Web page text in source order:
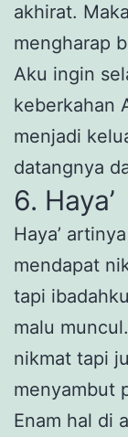
akhirat.
mengharap
Aku ingin
keberkahan
menjadi
datangnya
6. Haya’
Haya’
mendapat
tapi
malu
nikmat tapi
menyambut
Enam hal di